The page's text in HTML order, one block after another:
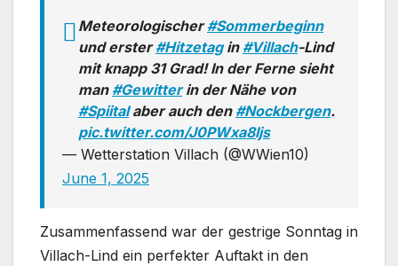
Meteorologischer#Sommerbeginn
und erster#Hitzetagin #Villach-Lind
mit knapp 31 Grad! In der Ferne sieht
man #Gewitterin der Nähe von
#Spiitalaber auch den #Nockbergen.
pic.twitter.com/J0PWxa8Ijs
— Wetterstation Villach (@WWien10)
June 1, 2025
Zusammenfassend war der gestrige Sonntag in
Villach-Lind ein perfekter Auftakt in den